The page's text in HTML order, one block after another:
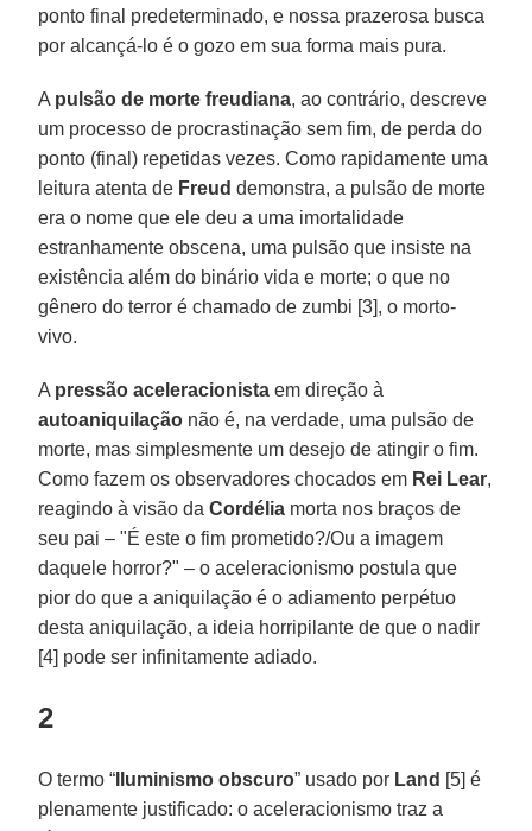
ponto final predeterminado, e nossa prazerosa busca
por alcançá-lo é o gozo em sua forma mais pura.
A pulsão de morte freudiana, ao contrário, descreve
um processo de procrastinação sem fim, de perda do
ponto (final) repetidas vezes. Como rapidamente uma
leitura atenta de Freud demonstra, a pulsão de morte
era o nome que ele deu a uma imortalidade
estranhamente obscena, uma pulsão que insiste na
existência além do binário vida e morte; o que no
gênero do terror é chamado de zumbi [3], o morto-
vivo.
A pressão aceleracionista em direção à
autoaniquilação não é, na verdade, uma pulsão de
morte, mas simplesmente um desejo de atingir o fim.
Como fazem os observadores chocados em Rei Lear,
reagindo à visão daCordélia morta nos braços de
seu pai – "É este o fim prometido?/Ou a imagem
daquele horror?" – o aceleracionismo postula que
pior do que a aniquilação é o adiamento perpétuo
desta aniquilação, a ideia horripilante de que o nadir
[4] pode ser infinitamente adiado.
2
O termo “ Iluminismo obscuro” usado por Land [5] é
plenamente justificado: o aceleracionismo traz a